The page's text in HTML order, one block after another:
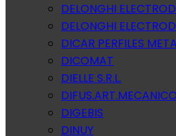
DELONGHI
DELONGHI
DICAR PERFILES
DICOMAT
DIELLE S.R.L.
DIGEBIS
DINUY